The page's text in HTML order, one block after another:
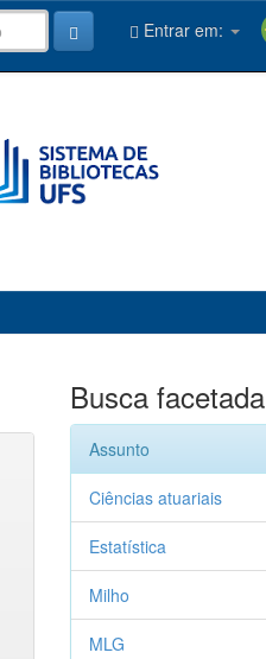
Entrar em:
Busca facetada
Assunto
Ciências atuariais
Estatística
Milho
MLG